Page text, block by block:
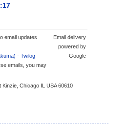
email updates
- Twilog
emails, you may
Email delivery
powered by
Google
Chicago IL USA 60610